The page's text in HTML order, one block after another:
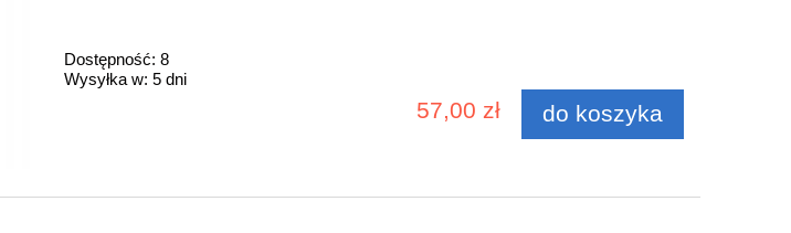
Dostępność: 8
Wysyłka w: 5 dni
57,00 zł do koszyka